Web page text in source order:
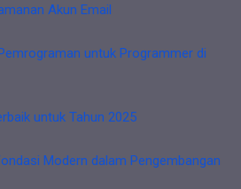
Akun Email
untuk Programmer di
untuk Tahun 2025
Modern dalam Pengembangan